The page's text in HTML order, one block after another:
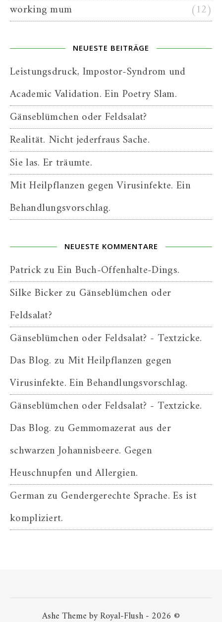
working mum
(12)
NEUESTE BEITRÄGE
Leistungsdruck, Impostor-Syndrom und
Academic Validation. Ein Poetry Slam.
Gänseblümchen oder Feldsalat?
Realität. Nicht jederfraus Sache.
Sie las. Er träumte.
Mit Heilpflanzen gegen Virusinfekte. Ein
Behandlungsvorschlag.
NEUESTE KOMMENTARE
PatrickzuEin Buch-Offenhalte-Dings.
Silke Bickerzu Gänseblümchen oder
Feldsalat?
Gänseblümchen oder Feldsalat? - Textzicke.
Das Blog. zu Mit Heilpflanzen gegen
Virusinfekte. Ein Behandlungsvorschlag.
Gänseblümchen oder Feldsalat? - Textzicke.
Das Blog. zu Gemmomazerat aus der
schwarzen Johannisbeere. Gegen
Heuschnupfen und Allergien.
Germanzu Gendergerechte Sprache. Es ist
kompliziert.
Ashe Theme by Royal-Flush - 2026 ©